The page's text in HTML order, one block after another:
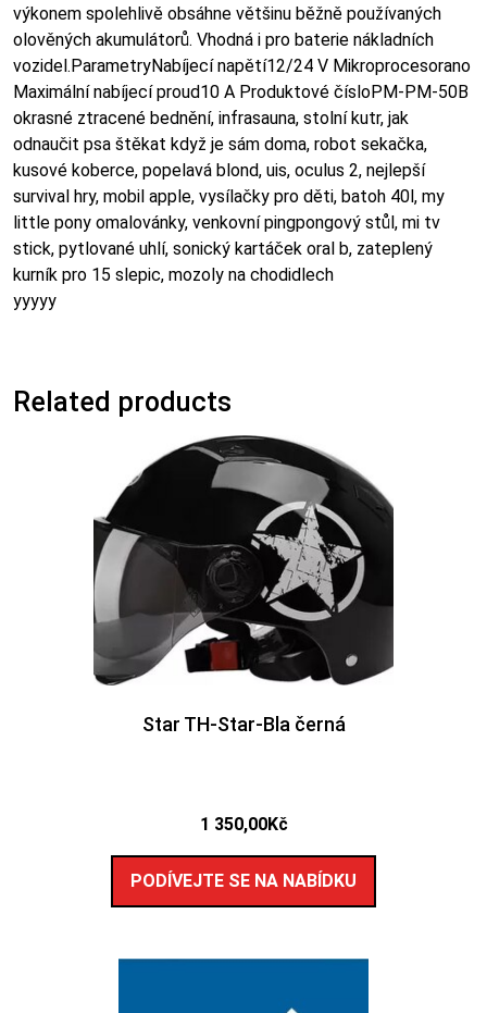
výkonem spolehlivě obsáhne většinu běžně používaných
olověných akumulátorů. Vhodná i pro baterie nákladních
vozidel.ParametryNabíjecí napětí12/24 V Mikroprocesorano
Maximální nabíjecí proud10 A Produktové čísloPM-PM-50B
okrasné ztracené bednění, infrasauna, stolní kutr, jak
odnaučit psa štěkat když je sám doma, robot sekačka,
kusové koberce, popelavá blond, uis, oculus 2, nejlepší
survival hry, mobil apple, vysílačky pro děti, batoh 40l, my
little pony omalovánky, venkovní pingpongový stůl, mi tv
stick, pytlované uhlí, sonický kartáček oral b, zateplený
kurník pro 15 slepic, mozoly na chodidlech
yyyyy
Related products
Star TH-Star-Bla černá
1 350,00Kč
PODÍVEJTE SE NA NABÍDKU